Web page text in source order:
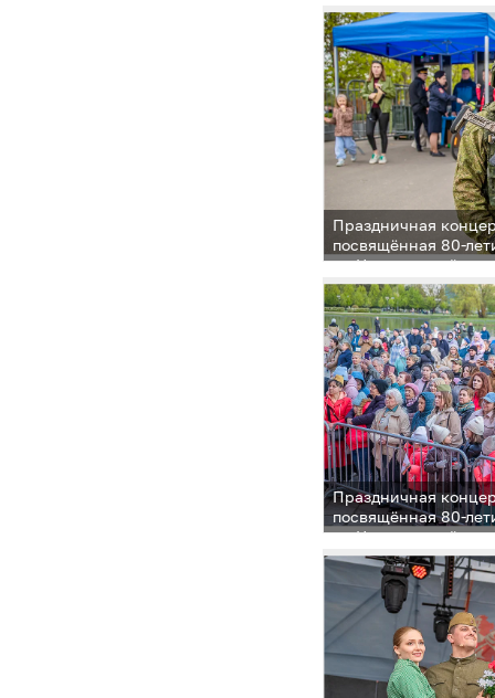
Праздничная
посвящённая 80-
на Центральной
Праздничная
посвящённая 80-
на Центральной